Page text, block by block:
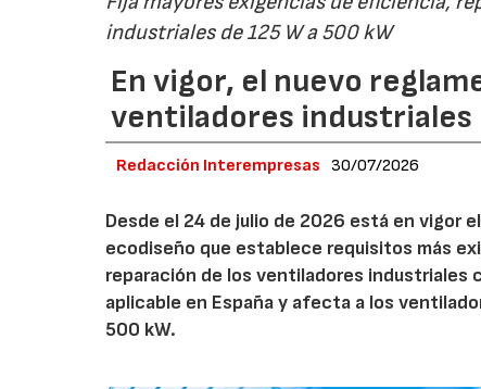
industriales de 125 W a 500 kW
En vigor, el nuevo
ventiladores industriales
Redacción Interempresas 30/07/2026
Desde el 24 de julio de 2026 está en vigor
ecodiseño que establece requisitos más
reparación de los ventiladores industriales
aplicable en España y afecta a los
500 kW.